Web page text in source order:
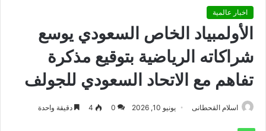
اخبار عالمية
الأولمبياد الخاص السعودي يوسع
شراكاته الرياضية بتوقيع مذكرة
تفاهم مع الاتحاد السعودي للجولف
اسلام القحطانى يونيو 10, 2026 0
4 دقيقة واحدة